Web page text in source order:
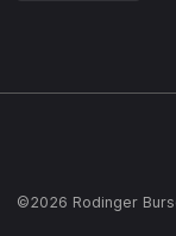
©2026 Rodinger